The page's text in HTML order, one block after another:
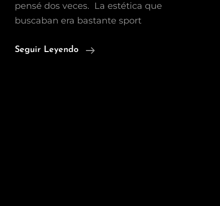
pensé dos veces. La estética que
buscaban era bastante sport
Seguir Leyendo
Fashion